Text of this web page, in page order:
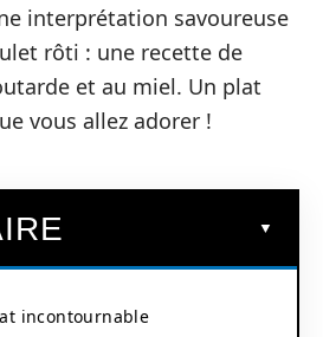
interprétation savoureuse
rôti : une recette de
et au miel. Un plat
vous allez adorer !
incontournable